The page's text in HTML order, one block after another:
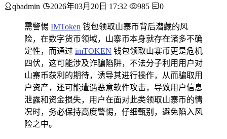
qbadmin 2026年03月20日 17:32 985 0
需警惕 IMToken 钱包领取山寨币背后潜藏的风
险，在数字货币领域，山寨币本身就存在诸多不确
定性，而通过 imTOKEN 钱包领取山寨币更是危机
四伏，这可能涉及诈骗陷阱，不法分子利用用户对
山寨币获利的期待，诱导其进行操作，从而骗取用
户资产，还可能遭遇恶意软件攻击，导致用户信息
泄露和资金损失，用户在面对此类领取山寨币的情
况时，务必保持高度警惕，仔细甄别，避免陷入风
险之中。